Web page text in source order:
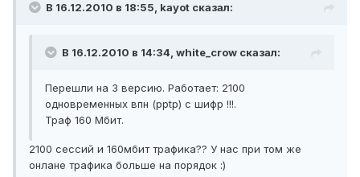
В 16.12.2010 в 18:55, kayot сказал:
В 16.12.2010 в 14:34, white_crow сказал:
Перешли на 3 версию. Работает: 2100
одновременных впн (pptp) c шифр !!!.
Траф 160 Мбит.
2100 сессий и 160мбит трафика?? У нас при том же
онлане трафика больше на порядок :)